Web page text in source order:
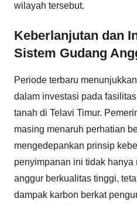
wilayah tersebut.
Keberlanjutan dan
Sistem Gudang
Periode terbaru
dalam investasi pada
tanah di Telavi Timur.
masing menaruh perhatian
mengedepankan prinsip
penyimpanan ini tidak hanya
anggur berkualitas tinggi,
dampak karbon berkat